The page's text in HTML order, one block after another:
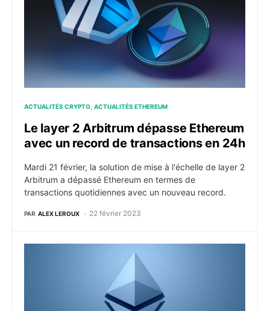
ACTUALITÉS CRYPTO ACTUALITÉS ETHEREUM
Le layer 2 Arbitrum dépasse Ethereum
avec un record de transactions en 24h
Mardi 21 février, la solution de mise à l'échelle de layer 2
Arbitrum a dépassé Ethereum en termes de
transactions quotidiennes avec un nouveau record.
PAR ALEX LEROUX 22 février 2023
La mise à jour Shanghai arrive à grands pas sur